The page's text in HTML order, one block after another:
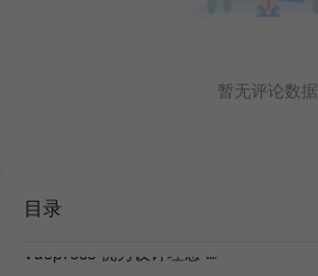
暂无评论数据
目录
vuepress 帮我们解决了什么问题呢 🤔
vuepress-plugin-gitalk-maker
Vuepress 优秀设计理念 🌈